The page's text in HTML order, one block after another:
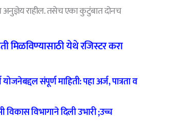
राहील. तसेच एका कुटुंबात दोनच
मिळविण्यासाठी येथे रजिस्टर करा
संपूर्ण माहिती: पहा अर्ज, पात्रता व
विभागाने दिली उभारी ;उच्च